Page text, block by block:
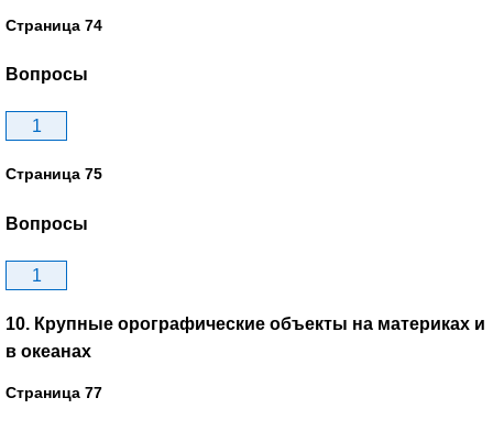
Страница 74
Вопросы
1
Страница 75
Вопросы
1
10. Крупные орографические объекты на материках и
в океанах
Страница 77